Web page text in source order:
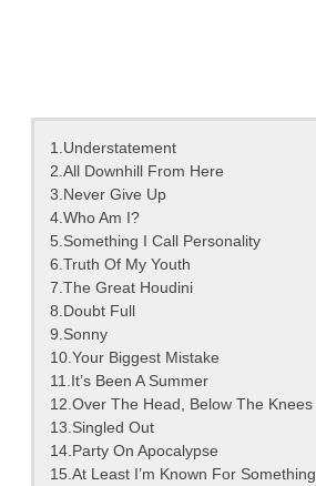
1.Understatement
2.All Downhill From Here
3.Never Give Up
4.Who Am I?
5.Something I Call Personality
6.Truth Of My Youth
7.The Great Houdini
8.Doubt Full
9.Sonny
10.Your Biggest Mistake
11.It’s Been A Summer
12.Over The Head, Below The Knees
13.Singled Out
14.Party On Apocalypse
15.At Least I’m Known For Something